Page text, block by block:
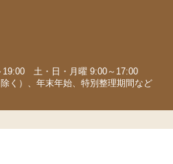
19:00 土・日・月曜 9:00～17:00
く）、年末年始、特別整理期間など